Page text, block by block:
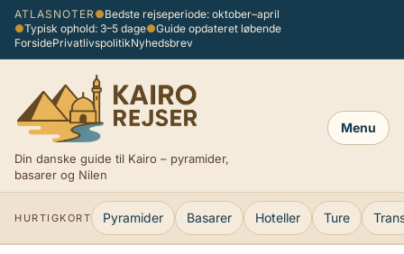
Spring
indhold
ATLASNOTER ●Bedste rejseperiode: oktober–april
●Typisk ophold: 3–5 dage●Guide opdateret løbende
ForsidePrivatlivspolitikNyhedsbrev
Din danske guide til Kairo – pyramider,
basarer og Nilen
Menu
HURTIGKORT Pyramider Basarer Hoteller Ture